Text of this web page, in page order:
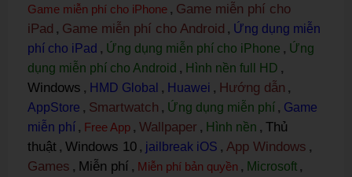
Game miễn phí cho iPhone , Game miễn phí cho
iPad , Game miễn phí cho Android , Ứng dụng miễn
phí cho iPad , Ứng dụng miễn phí cho iPhone , Ứng
dụng miễn phí cho Android , Hình nền full HD ,
Windows , HMD Global , Huawei , Hướng dẫn ,
AppStore , Smartwatch , Ứng dụng miễn phí , Game
miễn phí , Free App , Wallpaper , Hình nền , Thủ
thuật , Windows 10 , jailbreak iOS , App Windows ,
Games , Miễn phí , Miễn phí bản quyền , Microsoft ,